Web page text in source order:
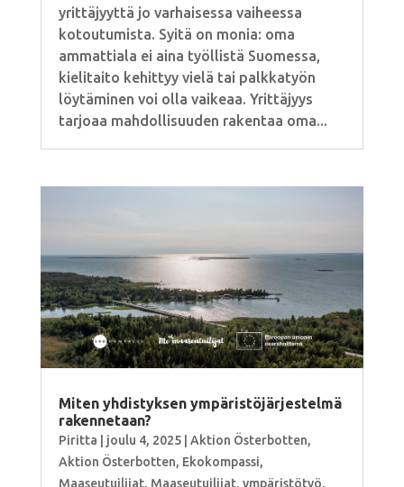
yrittäjyyttä jo varhaisessa vaiheessa
kotoutumista. Syitä on monia: oma
ammattiala ei aina työllistä Suomessa,
kielitaito kehittyy vielä tai palkkatyön
löytäminen voi olla vaikeaa. Yrittäjyys
tarjoaa mahdollisuuden rakentaa oma...
Miten yhdistyksen ympäristöjärjestelmä
rakennetaan?
Piritta joulu 4, 2025| Aktion Österbotten,
Aktion Österbotten, Ekokompassi,
Maaseutuilijat, Maaseutuilijat, ympäristötyö,